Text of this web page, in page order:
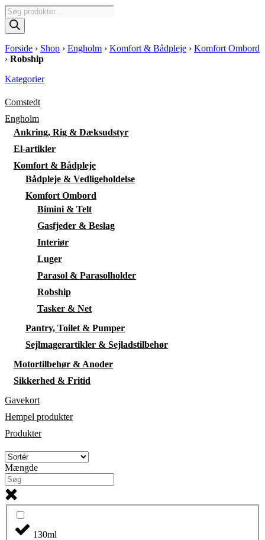
Products
search
Forside › Shop › Engholm › Komfort & Bådpleje › Komfort Ombord
› Robship
Kategorier
Comstedt
Engholm
Ankring, Rig & Dæksudstyr
El-artikler
Komfort & Bådpleje
Bådpleje & Vedligeholdelse
Komfort Ombord
Bimini & Telt
Gasfjeder & Beslag
Interiør
Luger
Parasol & Parasolholder
Robship
Tasker & Net
Pantry, Toilet & Pumper
Sejlmagerartikler & Sejladstilbehør
Motortilbehør & Anoder
Sikkerhed & Fritid
Gavekort
Hempel produkter
Produkter
Mængde
130ml